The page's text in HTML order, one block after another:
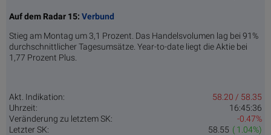
Auf dem Radar 15: Verbund
Stieg am Montag um 3,1 Prozent. Das Handelsvolumen lag bei 91%
durchschnittlicher Tagesumsätze. Year-to-date liegt die Aktie bei
1,77 Prozent Plus.
Akt. Indikation:
58.20 / 58.35
Uhrzeit:
16:45:36
Veränderung zu letztem SK:
-0.47%
Letzter SK:
( 1.04%)
58.55